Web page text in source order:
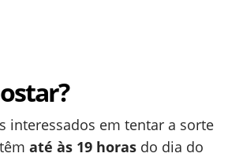
interessados em tentar a sorte
até às 19 horas do dia do